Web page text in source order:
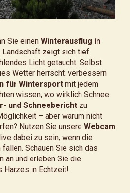
Sie einen Winterausflug in
Landschaft zeigt sich tief
Licht getaucht. Selbst
Wetter herrscht, verbessern
für Wintersport mit jedem
wissen, wo wirklich Schnee
und Schneebericht zu
– aber warum nicht
Nutzen Sie unsere Webcam
dabei zu sein, wenn die
Schauen Sie sich das
an und erleben Sie die
Harzes in Echtzeit!